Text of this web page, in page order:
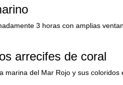
3 horas con amplias
arrecifes de coral
marina del Mar Rojo y sus coloridos